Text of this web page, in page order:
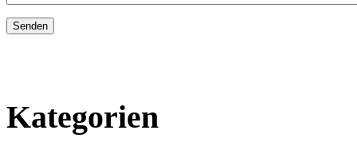
Kategorien